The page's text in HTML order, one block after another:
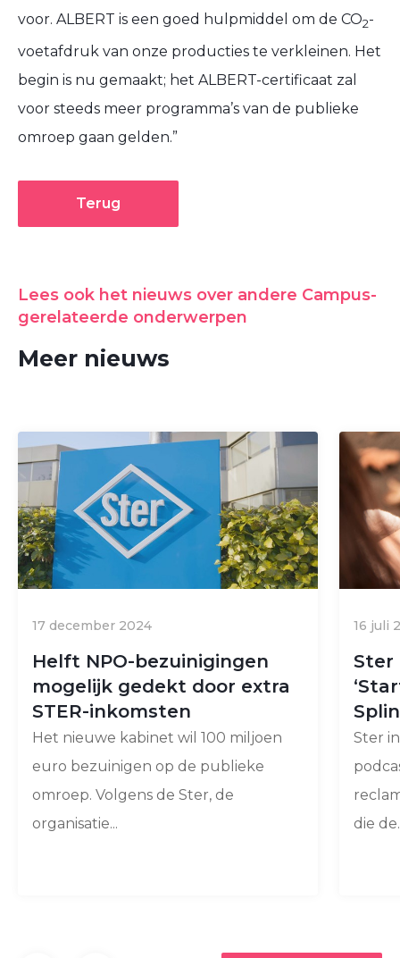
voor. ALBERT is een goed hulpmiddel om de CO2-
voetafdruk van onze producties te verkleinen. Het
begin is nu gemaakt; het ALBERT-certificaat zal
voor steeds meer programma’s van de publieke
omroep gaan gelden.”
Terug
Lees ook het nieuws over andere Campus-
gerelateerde onderwerpen
Meer nieuws
17 december 2024
Helft NPO-bezuinigingen
mogelijk gedekt door extra
STER-inkomsten
Het nieuwe kabinet wil 100 miljoen
euro bezuinigen op de publieke
omroep. Volgens de Ster, de
organisatie...
16 juli
Ster
Ster
die